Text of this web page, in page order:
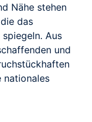
Nähe stehen
das
Aus
und
nationales